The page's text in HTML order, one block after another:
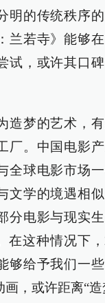
明的传统秩序
兰若寺》能够
试，或许其口
造梦的艺术，
厂。中国电影
全球电影市场
文学的境遇相
分电影与现实
在这种情况下
够给予我们一
，或许距离“